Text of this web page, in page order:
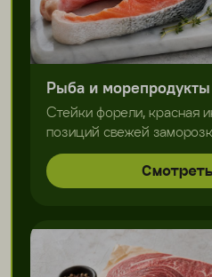
Рыба и морепродукты
Стейки форели, красная
позиций свежей